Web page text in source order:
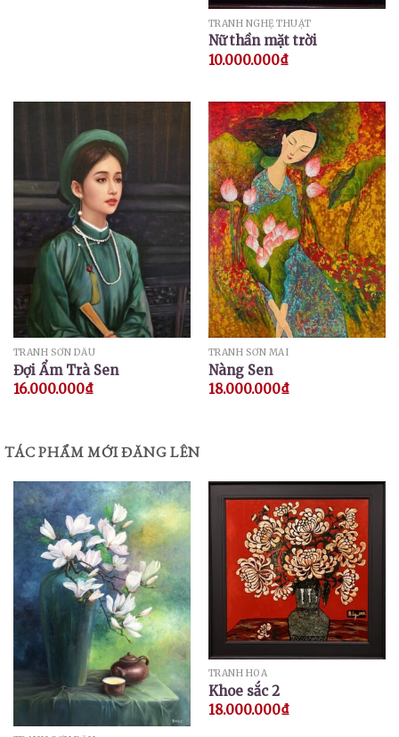
TRANH NGHỆ THUẬT
Nữ thần mặt trời
10.000.000₫
TRANH SƠN DẦU
Đợi Ẩm Trà Sen
16.000.000₫
TRANH SƠN MÀI
Nàng Sen
18.000.000₫
TÁC PHẨM MỚI ĐĂNG LÊN
TRANH HOA
Khoe sắc 2
18.000.000₫